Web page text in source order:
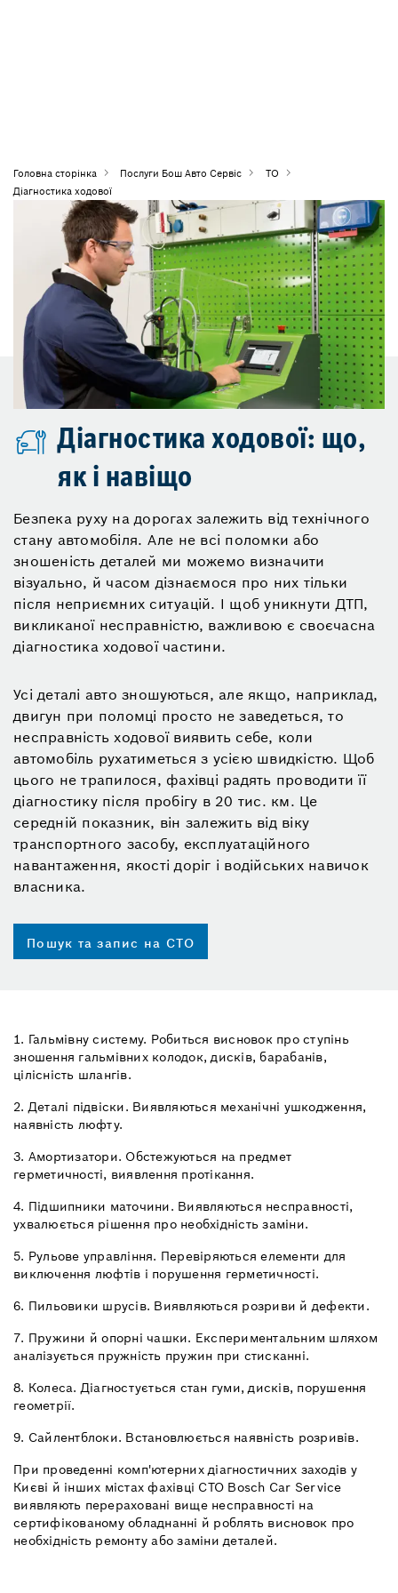
Головна сторiнка Послуги Бош Авто Сервіс
ТО
Діагностика ходової
Діагностика ходової: що,
як і навіщо
Безпека руху на дорогах залежить від технічного
стану автомобіля. Але не всі поломки або
зношеність деталей ми можемо визначити
візуально, й часом дізнаємося про них тільки
після неприємних ситуацій. І щоб уникнути ДТП,
викликаної несправністю, важливою є своєчасна
діагностика ходової частини.
Усі деталі авто зношуються, але якщо, наприклад,
двигун при поломці просто не заведеться, то
несправність ходової виявить себе, коли
автомобіль рухатиметься з усією швидкістю. Щоб
цього не трапилося, фахівці радять проводити її
діагностику після пробігу в 20 тис. км. Це
середній показник, він залежить від віку
транспортного засобу, експлуатаційного
навантаження, якості доріг і водійських навичок
власника.
Пошук та запис на СТО
1. Гальмівну систему. Робиться висновок про ступінь
зношення гальмівних колодок, дисків, барабанів,
цілісність шлангів.
2. Деталі підвіски. Виявляються механічні ушкодження,
наявність люфту.
3. Амортизатори. Обстежуються на предмет
герметичності, виявлення протікання.
4. Підшипники маточини. Виявляються несправності,
ухвалюється рішення про необхідність заміни.
5. Рульове управління. Перевіряються елементи для
виключення люфтів і порушення герметичності.
6. Пильовики шрусів. Виявляються розриви й дефекти.
7. Пружини й опорні чашки. Експериментальним шляхом
аналізується пружність пружин при стисканні.
8. Колеса. Діагностується стан гуми, дисків, порушення
геометрії.
9. Сайлентблоки. Встановлюється наявність розривів.
При проведенні комп'ютерних діагностичних заходів у
Києві й інших містах фахівці СТО Bosch Car Service
виявляють перераховані вище несправності на
сертифікованому обладнанні й роблять висновок про
необхідність ремонту або заміни деталей.